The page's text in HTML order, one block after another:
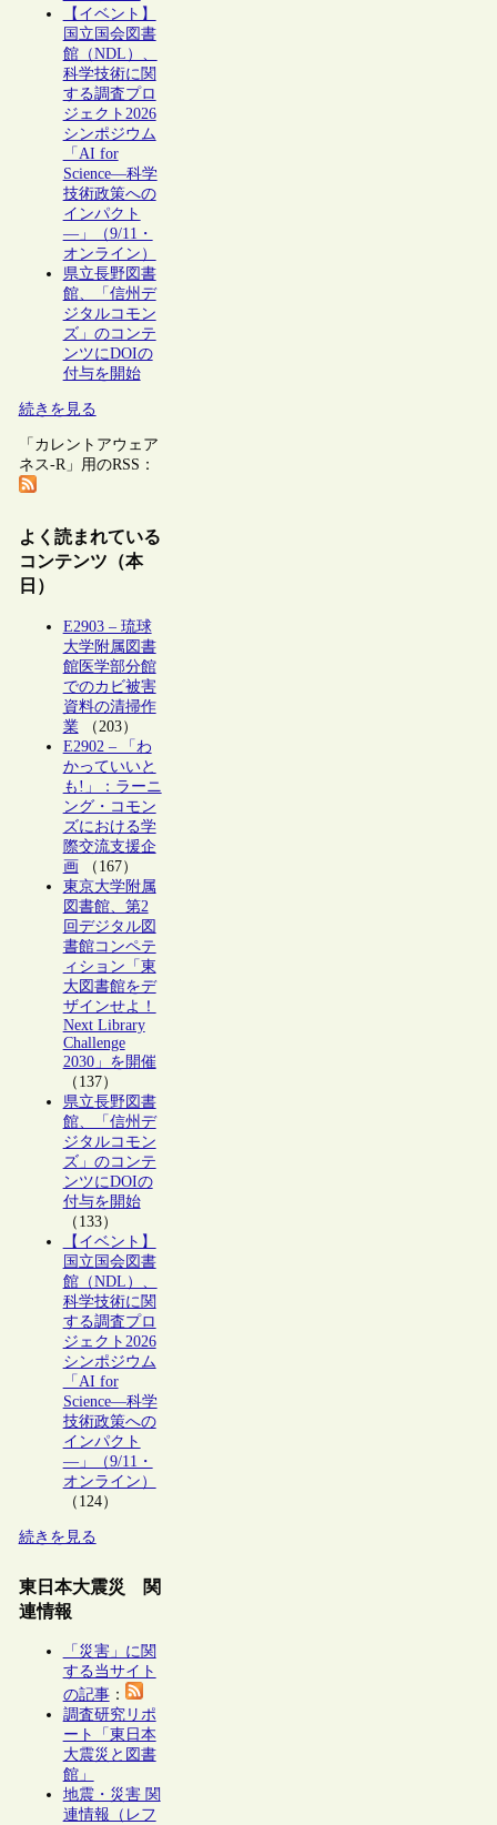
【イベント】
国立国会図書
館（NDL）、
科学技術に関
する調査プロ
ジェクト2026
シンポジウム
「AI for
Science―科学
技術政策への
インパクト
―」（9/11・
オンライン）
県立長野図書
館、「信州デ
ジタルコモン
ズ」のコンテ
ンツにDOIの
付与を開始
続きを見る
「カレントアウェア
ネス-R」用のRSS：
よく読まれている
コンテンツ（本
日）
E2903 – 琉球
大学附属図書
館医学部分館
でのカビ被害
資料の清掃作
業（203）
E2902 – 「わ
かっていいと
も!」：ラーニ
ング・コモン
ズにおける学
際交流支援企
画（167）
東京大学附属
図書館、第2
回デジタル図
書館コンペテ
ィション「東
大図書館をデ
ザインせよ！
Next Library
Challenge
2030」を開催
（137）
県立長野図書
館、「信州デ
ジタルコモン
ズ」のコンテ
ンツにDOIの
付与を開始
（133）
【イベント】
国立国会図書
館（NDL）、
科学技術に関
する調査プロ
ジェクト2026
シンポジウム
「AI for
Science―科学
技術政策への
インパクト
―」（9/11・
オンライン）
（124）
続きを見る
東日本大震災 関
連情報
「災害」に関
する当サイト
の記事：
調査研究リポ
ート「東日本
大震災と図書
館」
地震・災害 関
連情報（レフ